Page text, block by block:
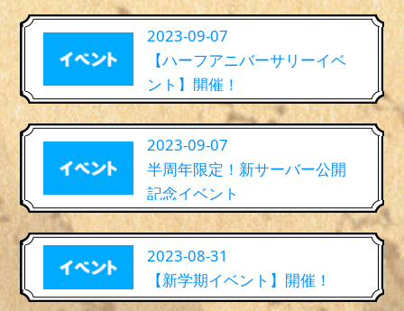
2023-09-07
【ハーフアニバーサリーイベ
ント】開催！
2023-09-07
半周年限定！新サーバー公開
記念イベント
2023-08-31
【新学期イベント】開催！